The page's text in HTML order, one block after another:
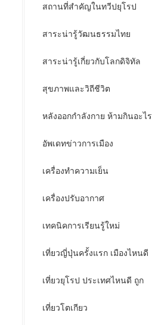
สถานที่สำคัญในทวีปยุโรป
สาระน่ารู้วัฒนธรรมไทย
สาระน่ารู้เกี่ยวกับโลกดิจิทัล
สุขภาพและวิถีชีวิต
หลังออกกําลังกาย ห้ามกินอะไร
อัพเดทข่าวการเมือง
เครื่องทำความเย็น
เครื่องปรับอากาศ
เทคนิคการเรียนรู้ใหม่
เที่ยวญี่ปุ่นครั้งแรก เมืองไหนดี
เที่ยวยุโรป ประเทศไหนดี ถูก
เที่ยวโตเกียว